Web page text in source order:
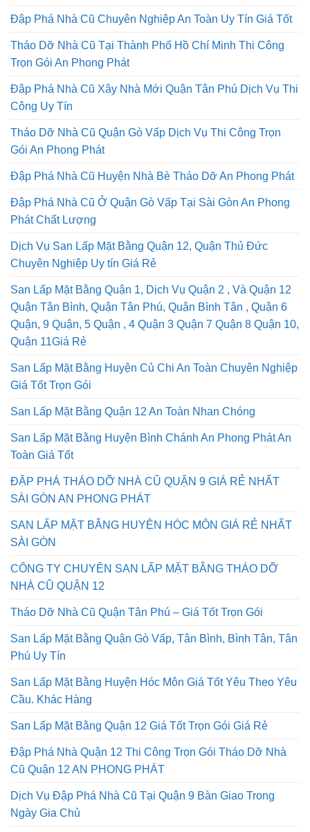
Đập Phá Nhà Cũ Chuyên Nghiệp An Toàn Uy Tín Giá Tốt
Tháo Dỡ Nhà Cũ Tại Thành Phố Hồ Chí Minh Thi Công
Trọn Gói An Phong Phát
Đập Phá Nhà Cũ Xây Nhà Mới Quận Tân Phú Dịch Vụ Thi
Công Uy Tín
Tháo Dỡ Nhà Cũ Quận Gò Vấp Dịch Vụ Thi Công Trọn
Gói An Phong Phát
Đập Phá Nhà Cũ Huyện Nhà Bè Tháo Dỡ An Phong Phát
Đập Phá Nhà Cũ Ở Quận Gò Vấp Tại Sài Gòn An Phong
Phát Chất Lượng
Dịch Vụ San Lấp Mặt Bằng Quận 12, Quận Thủ Đức
Chuyên Nghiệp Uy tín Giá Rẻ
San Lấp Mặt Bằng Quận 1, Dịch Vụ Quận 2 , Và Quận 12
Quận Tân Bình, Quận Tân Phú, Quận Bình Tân , Quận 6
Quận, 9 Quận, 5 Quận , 4 Quận 3 Quận 7 Quận 8 Quận 10,
Quận 11Giá Rẻ
San Lấp Mặt Bằng Huyện Củ Chi An Toàn Chuyên Nghiệp
Giá Tốt Trọn Gói
San Lấp Mặt Bằng Quận 12 An Toàn Nhan Chóng
San Lấp Mặt Bằng Huyện Bình Chánh An Phong Phát An
Toàn Giá Tốt
ĐẬP PHÁ THÁO DỠ NHÀ CŨ QUẬN 9 GIÁ RẺ NHẤT
SÀI GÒN AN PHONG PHÁT
SAN LẤP MẶT BẰNG HUYỆN HÓC MÔN GIÁ RẺ NHẤT
SÀI GÒN
CÔNG TY CHUYÊN SAN LẤP MẶT BẰNG THÁO DỠ
NHÀ CŨ QUẬN 12
Tháo Dỡ Nhà Cũ Quận Tân Phú – Giá Tốt Trọn Gói
San Lấp Mặt Bằng Quận Gò Vấp, Tân Bình, Bình Tân, Tân
Phú Uy Tín
San Lấp Mặt Bằng Huyện Hóc Môn Giá Tốt Yêu Theo Yêu
Cầu. Khác Hàng
San Lấp Mặt Bằng Quận 12 Giá Tốt Trọn Gói Giá Rẻ
Đập Phá Nhà Quận 12 Thi Công Trọn Gói Tháo Dỡ Nhà
Cũ Quận 12 AN PHONG PHÁT
Dịch Vụ Đập Phá Nhà Cũ Tại Quận 9 Bàn Giao Trong
Ngày Gia Chủ